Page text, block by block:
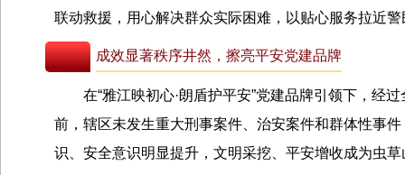
联动救援，用心解决群众实际困难，以贴心服务拉近警
成效显著秩序井然，擦亮平安党建品牌
在“雅江映初心·朗盾护平安”党建品牌引领下，经
前，辖区未发生重大刑事案件、治安案件和群体性事
识、安全意识明显提升，文明采挖、平安增收成为虫